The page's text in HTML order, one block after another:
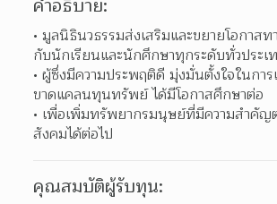
คำอธิบาย:
มูลนิธินวธรรมส่งเสริมและขยายโอกาสท
กับนักเรียนและนักศึกษาทุกระดับทั่วประเ
ผู้ซึ่งมีความประพฤติดี มุ่งมั่นตั้งใจในกา
ขาดแคลนทุนทรัพย์ ได้มีโอกาสศึกษาต่อ
เพื่อเพิ่มทรัพยากรมนุษย์ที่มีความสำคั
สังคมได้ต่อไป
คุณสมบัติผู้รับทุน: